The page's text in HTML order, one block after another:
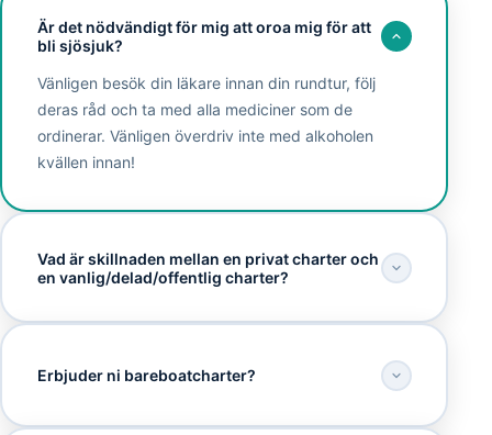
Är det nödvändigt för mig att oroa mig för att
bli sjösjuk?
Vänligen besök din läkare innan din rundtur, följ
deras råd och ta med alla mediciner som de
ordinerar. Vänligen överdriv inte med alkoholen
kvällen innan!
Vad är skillnaden mellan en privat charter och
en vanlig/delad/offentlig charter?
Erbjuder ni bareboatcharter?